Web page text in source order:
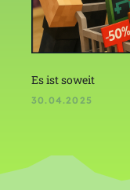
Es ist soweit
30.04.2025